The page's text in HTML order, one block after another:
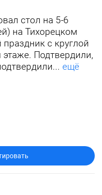
стол на 5-6
на Тихорецком
с круглой
Подтвердили,
ещё